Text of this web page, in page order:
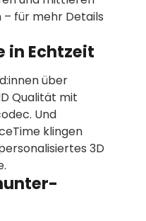
– für mehr Details
in Echtzeit
über
Qualität mit
Und
klingen
3D